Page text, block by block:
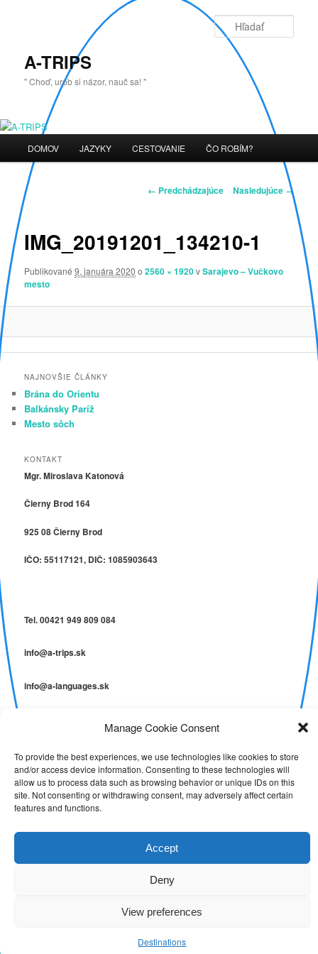
Manage Cookie Consent
To provide the best experiences, we use technologies like cookies to store
and/or access device information. Consenting to these technologies will
allow us to process data such as browsing behavior or unique IDs on this
site. Not consenting or withdrawing consent, may adversely affect certain
features and functions.
Accept
Deny
View preferences
Destinations
A-TRIPS
" Choď, urob si názor, nauč sa! "
DOMOV JAZYKY CESTOVANIE ČO ROBÍM?
Navigácia
← Predchádzajúce Nasledujúce →
IMG_20191201_134210-1
Publikované9. januára 2020 o2560 × 1920vSarajevo – Vučkovo
mesto
NAJNOVŠIE ČLÁNKY
Brána do Orientu
Balkánsky Paríž
Mesto sôch
KONTAKT
Mgr. Miroslava Katonová
Čierny Brod 164
925 08 Čierny Brod
IČO: 55117121, DIČ: 1085903643
Tel. 00421 949 809 084
info@a-trips.sk
info@a-languages.sk
Destinations Hrdo poháňa WordPress